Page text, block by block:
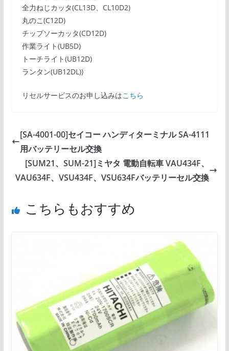
全力ねじカッタ(CL13D、CL10D2)
丸のこ(C12D)
チップソーカッタ(CD12D)
作業ライト(UB5D)
トーチライト(UB12D)
ランタン(UB12DL))
リセルサービスのお申し込みはこちら
[SA-4001-00]セイコー ハンディターミナル SA-4111
用バッテリーセル交換
[SUM21、SUM-21]ミヤタ 電動自転車 VAU434F、
VAU634F、VSU434F、VSU634Fバッテリーセル交換
こちらもおすすめ